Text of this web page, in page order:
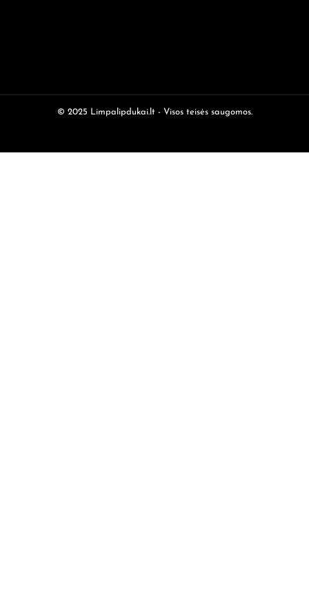
© 2025 Limpalipdukai.lt - Visos teisės saugomos.